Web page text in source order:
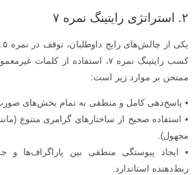
۲. استراتژی رایتینگ نمره ۷
کسب رایتینگ نمره ۷، استفاده از
ممتحن بر موارد زیر است:
• پاسخ‌دهی کامل و منطقی به تمام بخش‌های
• استفاده صحیح از ساختارهای گرامری متنوع
مجهول).
• ایجاد پیوستگی منطقی بین پاراگراف‌ها و
ربط‌دهنده استاندارد.